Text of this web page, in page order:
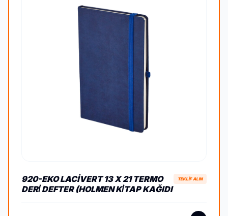
920-EKO LACIVERT 13 X 21 TERMO
DERİ DEFTER (HOLMEN KİTAP KAĞIDI
TEKLİF ALIN